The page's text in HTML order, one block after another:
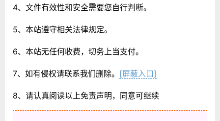
4、文件有效性和安全需要您自行判断。
5、本站遵守相关法律规定。
6、本站无任何收费，切务上当支付。
7、如有侵权请联系我们删除。 [屏蔽入口]
8、请认真阅读以上免责声明，同意可继续